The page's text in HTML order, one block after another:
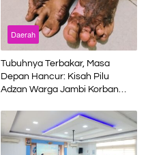
Daerah
Tubuhnya Terbakar, Masa
Depan Hancur: Kisah Pilu
Adzan Warga Jambi Korban